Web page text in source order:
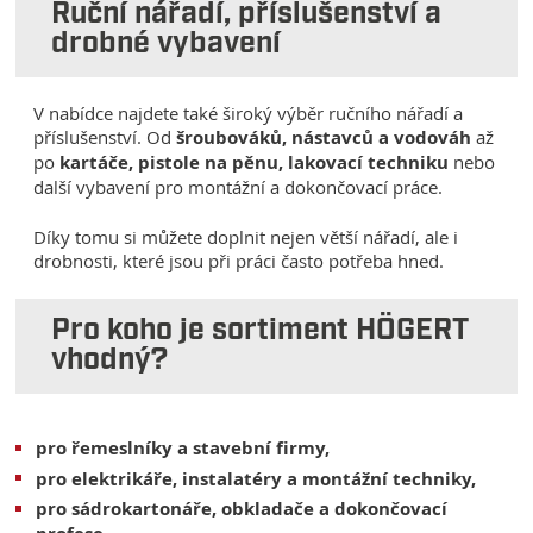
Ruční nářadí, příslušenství a
drobné vybavení
V nabídce najdete také široký výběr ručního nářadí a
příslušenství. Odšroubováků, nástavců a vodováh až
po kartáče, pistole na pěnu, lakovací techniku nebo
další vybavení pro montážní a dokončovací práce.
Díky tomu si můžete doplnit nejen větší nářadí, ale i
drobnosti, které jsou při práci často potřeba hned.
Pro koho je sortiment HÖGERT
vhodný?
pro řemeslníky a stavební firmy,
pro elektrikáře, instalatéry a montážní techniky,
pro sádrokartonáře, obkladače a dokončovací